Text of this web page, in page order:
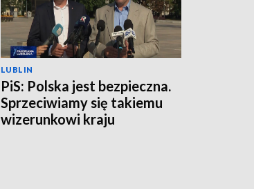
LUBLIN
PiS: Polska jest bezpieczna.
Sprzeciwiamy się takiemu
wizerunkowi kraju